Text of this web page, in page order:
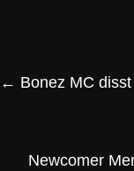
← Bonez MC
Newcomer